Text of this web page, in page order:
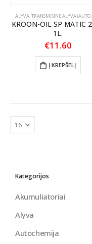
ALYVA,TRANSMISINĖ ALYVA
KROON-OIL SP MATIC
1L.
€11.60
Į KREPŠELĮ
Kategorijos
Akumuliatoriai
Alyva
Autochemija